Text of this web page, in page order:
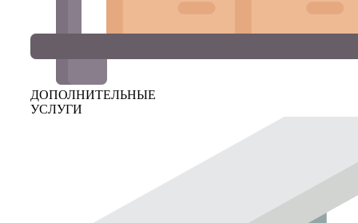
ДОПОЛНИТЕЛЬНЫЕ
УСЛУГИ